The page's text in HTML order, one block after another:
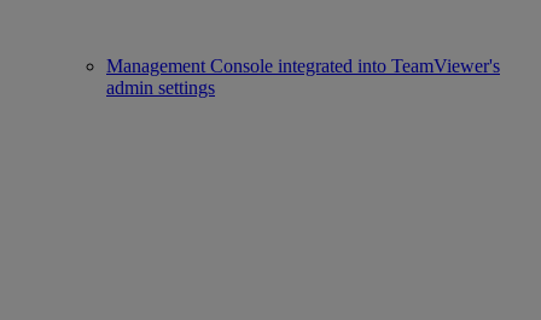
Management Console integrated into TeamViewer's
admin settings